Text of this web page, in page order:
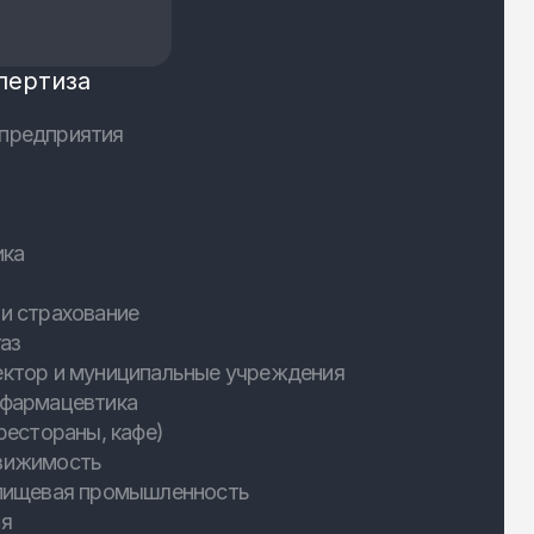
страхование
и муниципальные учреждения
кафе)
промышленность